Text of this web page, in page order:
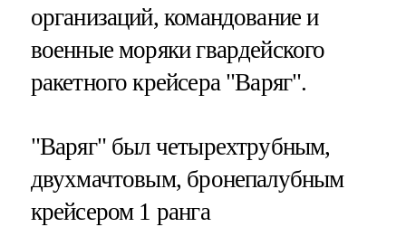
организаций, командование и
военные моряки гвардейского
ракетного крейсера "Варяг".
"Варяг" был четырехтрубным,
двухмачтовым, бронепалубным
крейсером 1 ранга